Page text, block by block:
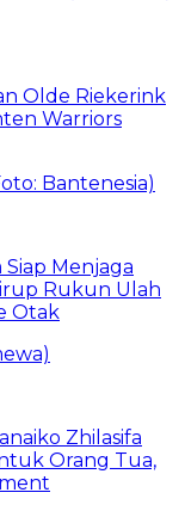
Olde Riekerink
Warriors
Menjaga
Rukun Ulah
Otak
Zhilasifa
Orang Tua,